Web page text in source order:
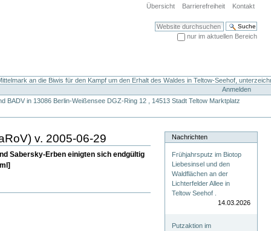
Übersicht Barrierefreiheit Kontakt
Website durchsuchen
nur im aktuellen Bereich
an die Biwis für den Kampf um den Erhalt des Waldes in Teltow-Seehof,
Anmelden
in 13086 Berlin-Weißensee DGZ-Ring 12 , 14513 Stadt Teltow Marktplatz
v. 2005-06-29
Sabersky-Erben einigten sich endgültig
Nachrichten
Frühjahrsputz im Biotop
Liebesinsel und den
Waldflächen an der
Lichterfelder Allee in
Teltow Seehof .
14.03.2026
Putzaktion im